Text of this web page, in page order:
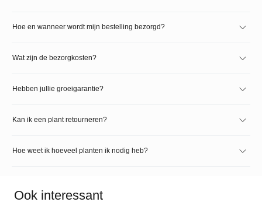
Hoe en wanneer wordt mijn bestelling bezorgd?
Wat zijn de bezorgkosten?
Hebben jullie groeigarantie?
Kan ik een plant retourneren?
Hoe weet ik hoeveel planten ik nodig heb?
Ook interessant